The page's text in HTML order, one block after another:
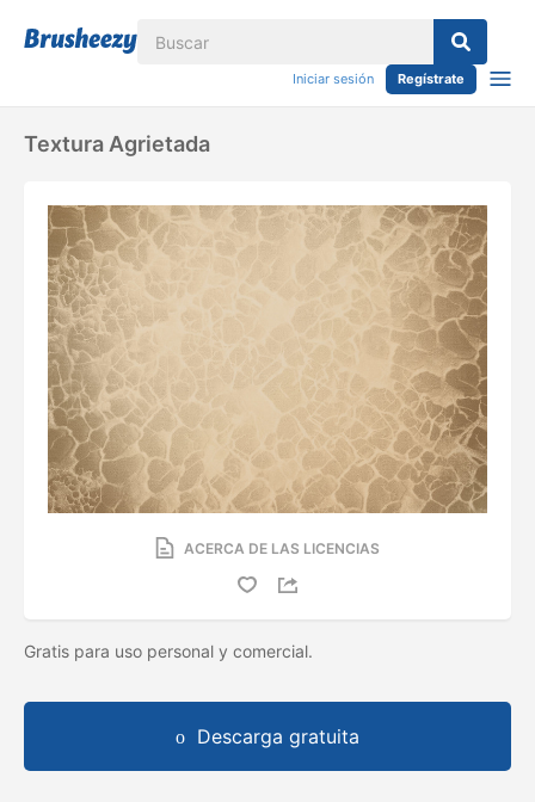
Iniciar sesión Regístrate
Textura Agrietada
ACERCA DE LAS LICENCIAS
Gratis para uso personal y comercial.
Descarga gratuita